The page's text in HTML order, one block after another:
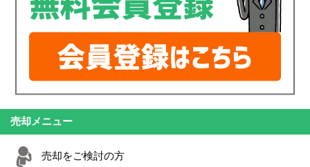
売却メニュー
売却をご検討の方